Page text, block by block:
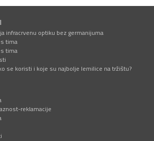
infracrvenu optiku bez germanijuma
tima
tima
se koristi i koje su najbolje lemilice na tržištu?
reklamacije